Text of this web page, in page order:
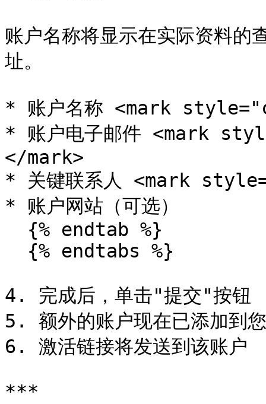
账户名称将显示在实际资料的
址。
* 账户名称 <mark
* 账户电子邮件 <mark
</mark>
* 关键联系人 <mark
* 账户网站（可选）
4. 完成后，单击"提交"按钮
5. 额外的账户现在已添加到
6. 激活链接将发送到该账户
***